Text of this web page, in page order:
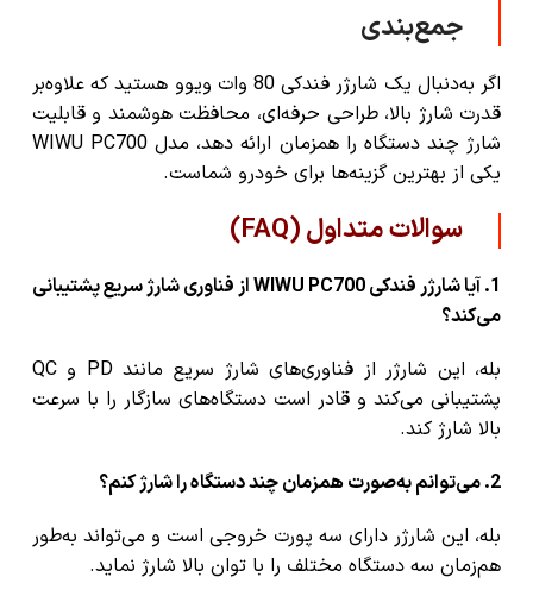
جمع‌بندی
اگر به‌دنبال یک شارژر فندکی 80 وات ویوو
هستید که علاوه‌بر
قدرت شارژ بالا، طراحی حرفه‌ای، محافظت هوشمند و قابلیت
شارژ چند دستگاه را همزمان ارائه دهد، مدل WIWU PC700
یکی از بهترین گزینه‌ها برای خودرو شماست.
سوالات متداول (FAQ)
1. آیا شارژر فندکی WIWU PC700 از فناوری شارژ سریع پشتیبانی
می‌کند؟
بله، این شارژر از فناوری‌های شارژ سریع مانند PD و QC
پشتیبانی می‌کند و قادر است دستگاه‌های سازگار را با سرعت
بالا شارژ کند.
2. می‌توانم به‌صورت همزمان چند دستگاه را شارژ کنم؟
بله، این شارژر دارای سه پورت خروجی است و می‌تواند به‌طور
هم‌زمان سه دستگاه مختلف را با توان بالا شارژ نماید.